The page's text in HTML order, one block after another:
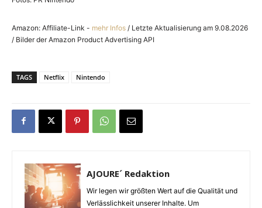
Amazon: Affiliate-Link - mehr Infos / Letzte Aktualisierung am 9.08.2026
/ Bilder der Amazon Product Advertising API
TAGS Netflix Nintendo
AJOURE´ Redaktion
Wir legen wir größten Wert auf die Qualität und
Verlässlichkeit unserer Inhalte. Um